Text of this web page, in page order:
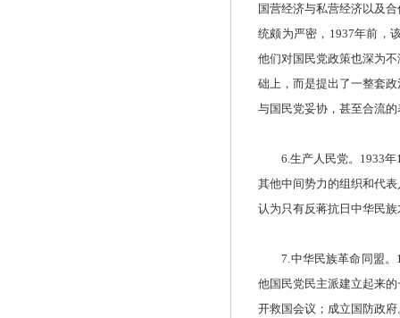
国营经济与私营经济以及
统颇为严密，1937年前，
他们对国民党政策也深为
础上，而是提出了一整套
与国民党妥协，甚至合流
6.生产人民党。1933年
其他中间势力的组织和代
认为只有反蒋抗日中华民
7.中华民族革命同盟。
他国民党民主派建立起来
开救国会议；成立国防政